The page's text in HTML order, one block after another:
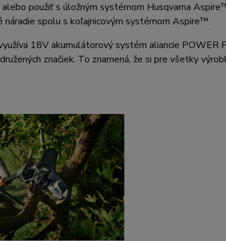
alebo použiť s úložným systémom Husqvarna
náradie spolu s koľajnicovým systémom Aspire™.
18V akumulátorový systém aliancie POWER
značiek. To znamená, že si pre všetky